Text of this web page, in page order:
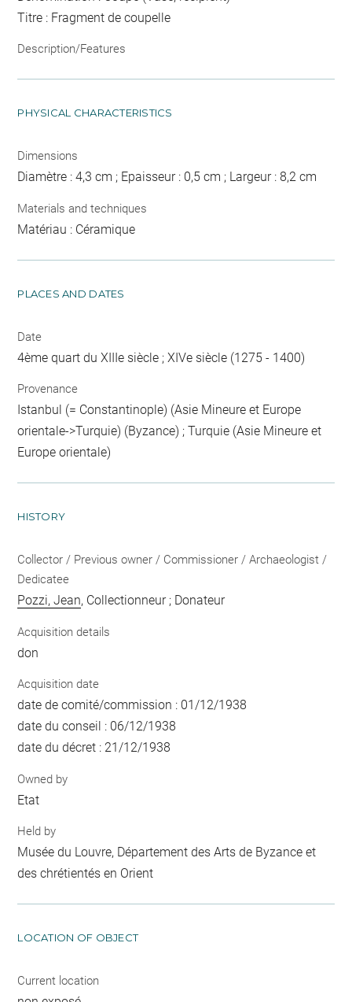
Titre : Fragment de coupelle
Description/Features
PHYSICAL CHARACTERISTICS
Dimensions
Diamètre : 4,3 cm ; Epaisseur : 0,5 cm ; Largeur : 8,2 cm
Materials and techniques
Matériau : Céramique
PLACES AND DATES
Date
4ème quart du XIIIe siècle ; XIVe siècle (1275 - 1400)
Provenance
Istanbul (= Constantinople) (Asie Mineure et Europe
orientale->Turquie) (Byzance) ; Turquie (Asie Mineure et
Europe orientale)
HISTORY
Collector / Previous owner / Commissioner / Archaeologist /
Dedicatee
Pozzi, Jean, Collectionneur ; Donateur
Acquisition details
don
Acquisition date
date de comité/commission : 01/12/1938
date du conseil : 06/12/1938
date du décret : 21/12/1938
Owned by
Etat
Held by
Musée du Louvre, Département des Arts de Byzance et
des chrétientés en Orient
LOCATION OF OBJECT
Current location